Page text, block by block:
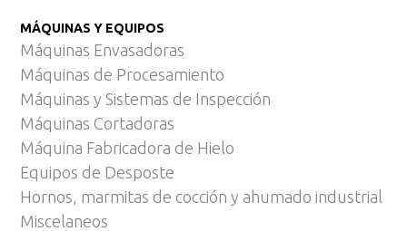
MÁQUINAS Y EQUIPOS
Máquinas Envasadoras
Máquinas de Procesamiento
Máquinas y Sistemas de Inspección
Máquinas Cortadoras
Máquina Fabricadora de Hielo
Equipos de Desposte
Hornos, marmitas de cocción y ahumado industrial
Miscelaneos